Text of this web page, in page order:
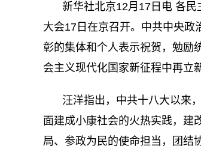
新华社北京12月17日电 各
大会17日在京召开。中共中央政
彰的集体和个人表示祝贺，勉励
会主义现代化国家新征程中再立
汪洋指出，中共十八大以来
面建成小康社会的火热实践，建
局、参政为民的使命担当，团结